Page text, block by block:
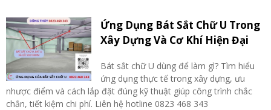
Ứng Dụng Bát Sắt Chữ U Trong
Xây Dựng Và Cơ Khí Hiện Đại
Bát sắt chữ U dùng để làm gì? Tìm hiểu
ứng dụng thực tế trong xây dựng, ưu
nhược điểm và cách lắp đặt đúng kỹ thuật giúp công trình chắc
chắn, tiết kiệm chi phí. Liên hệ hotline 0823 468 343